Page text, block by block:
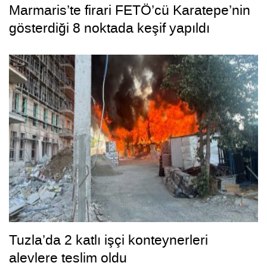
Marmaris’te firari FETÖ’cü Karatepe’nin
gösterdiği 8 noktada keşif yapıldı
Tuzla’da 2 katlı işçi konteynerleri
alevlere teslim oldu